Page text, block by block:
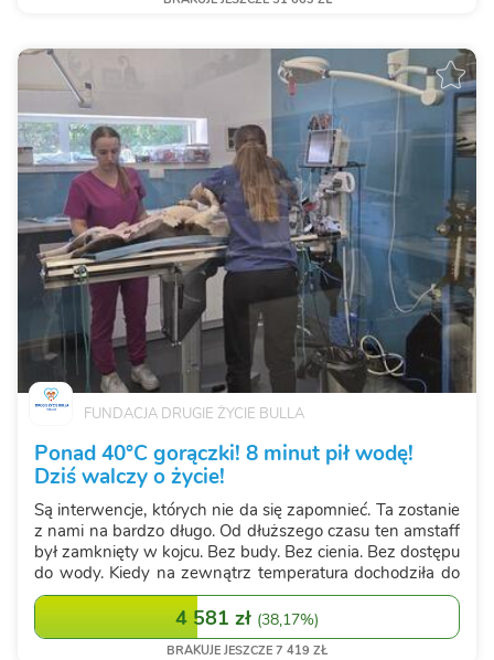
FUNDACJA DRUGIE ŻYCIE BULLA
Ponad 40°C gorączki! 8 minut pił wodę!
Dziś walczy o życie!
Są interwencje, których nie da się zapomnieć. Ta zostanie
z nami na bardzo długo. Od dłuższego czasu ten amstaff
był zamknięty w kojcu. Bez budy. Bez cienia. Bez dostępu
do wody. Kiedy na zewnątrz temperatura dochodziła do
40°C, on nie miał gdzie schować się przed palącym
słońcem. Nie miał nawet ...
4 581 zł (38,17%)
BRAKUJE JESZCZE 7 419 ZŁ